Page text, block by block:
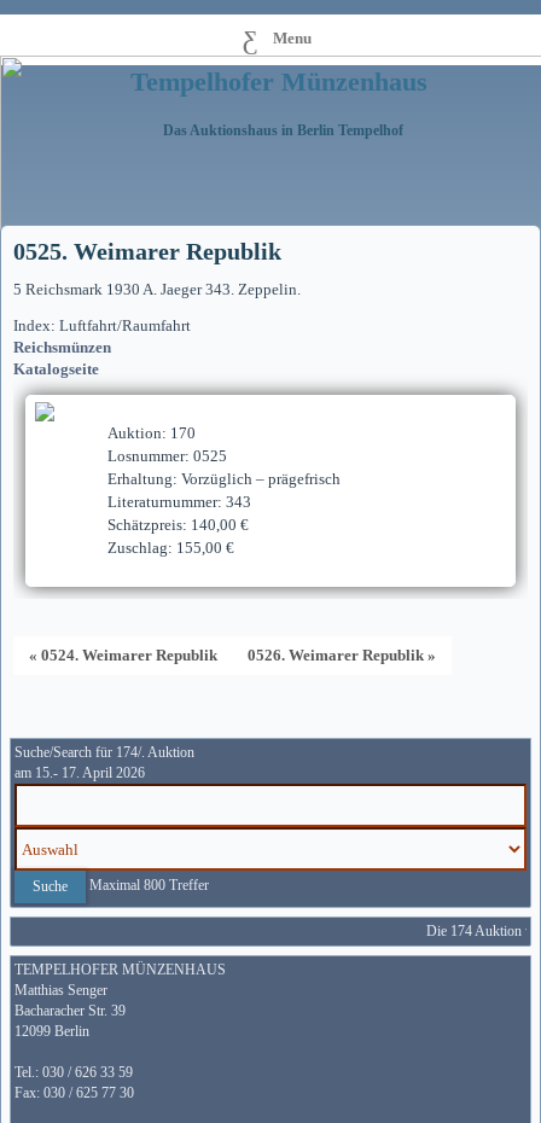
Menu
Tempelhofer Münzenhaus
Das Auktionshaus in Berlin Tempelhof
0525. Weimarer Republik
5 Reichsmark 1930 A. Jaeger 343. Zeppelin.
Index: Luftfahrt/Raumfahrt
Reichsmünzen
Katalogseite
Auktion: 170
Losnummer: 0525
Erhaltung: Vorzüglich – prägefrisch
Literaturnummer: 343
Schätzpreis: 140,00 €
Zuschlag: 155,00 €
« 0524. Weimarer Republik 0526. Weimarer Republik »
Suche/Search für 174/. Auktion
am 15.- 17. April 2026
Maximal 800 Treffer
Die 174 Auktion
TEMPELHOFER MÜNZENHAUS
Matthias Senger
Bacharacher Str. 39
12099 Berlin
Tel.: 030 / 626 33 59
Fax: 030 / 625 77 30